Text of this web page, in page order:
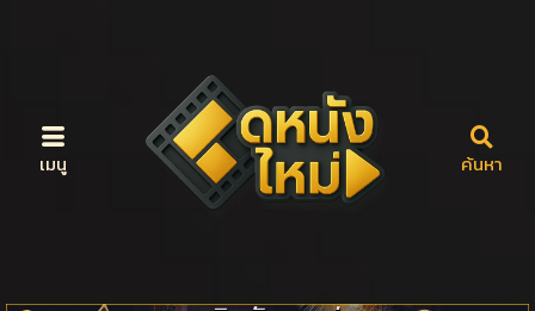
เมนู ค้นหา